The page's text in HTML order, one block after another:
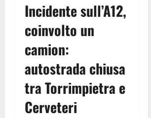
Incidente sull’A12,
coinvolto un
camion:
autostrada chiusa
tra Torrimpietra e
Cerveteri